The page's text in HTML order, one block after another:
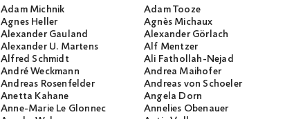
Adam Michnik Adam Tooze
Agnes Heller Agnès Michaux
Alexander Gauland Alexander Görlach
Alexander U. Martens Alf Mentzer
Alfred Schmidt Ali Fathollah-Nejad
André Weckmann Andrea Maihofer
Andreas Rosenfelder Andreas von Schoeler
Anetta Kahane Angela Dorn
Anne-Marie Le Glonnec Annelies Obenauer